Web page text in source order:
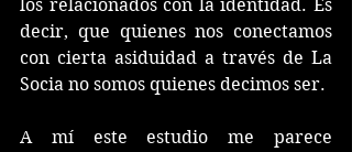
los relacionados con la identidad. Es
decir, que quienes nos conectamos
con cierta asiduidad a través de La
Socia no somos quienes decimos ser.
A mí este estudio me parece